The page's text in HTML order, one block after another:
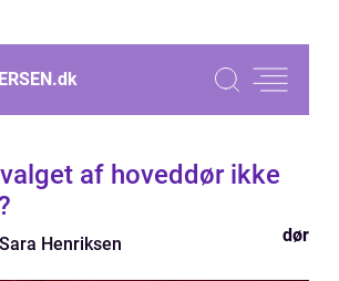
dk
af hoveddør ikke
Sara Henriksen dør